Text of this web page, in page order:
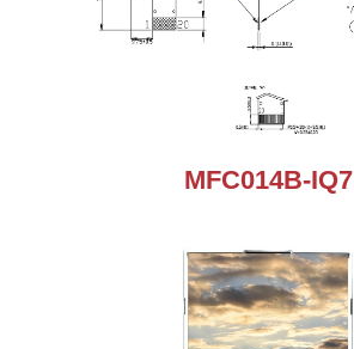
MFC014B-IQ7